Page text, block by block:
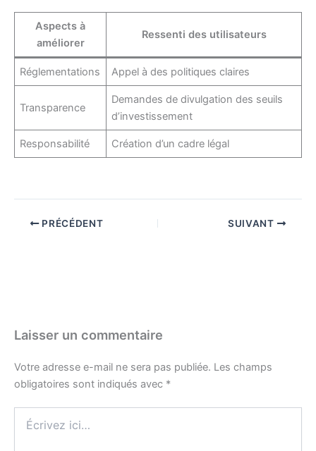
Aspects à
améliorer
Ressenti des utilisateurs
Réglementations Appel à des politiques claires
Transparence
Demandes de divulgation des seuils
d’investissement
Responsabilité Création d’un cadre légal
PRÉCÉDENT SUIVANT
Laisser un commentaire
Votre adresse e-mail ne sera pas publiée. Les champs
obligatoires sont indiqués avec *
ici…